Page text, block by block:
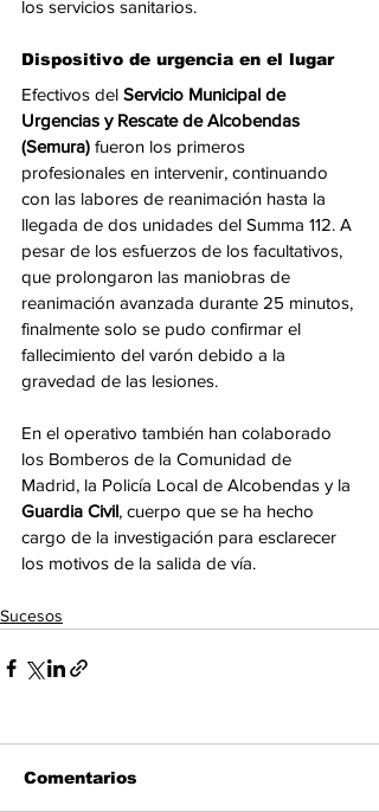
los servicios sanitarios.
Dispositivo de urgencia en el lugar
Efectivos del Servicio Municipal de
Urgencias y Rescate de Alcobendas
(Semura) fueron los primeros
profesionales en intervenir, continuando
con las labores de reanimación hasta la
llegada de dos unidades del Summa 112. A
pesar de los esfuerzos de los facultativos,
que prolongaron las maniobras de
reanimación avanzada durante 25 minutos,
finalmente solo se pudo confirmar el
fallecimiento del varón debido a la
gravedad de las lesiones.
En el operativo también han colaborado
los Bomberos de la Comunidad de
Madrid, la Policía Local de Alcobendas y la
Guardia Civil, cuerpo que se ha hecho
cargo de la investigación para esclarecer
los motivos de la salida de vía.
Sucesos
Comentarios